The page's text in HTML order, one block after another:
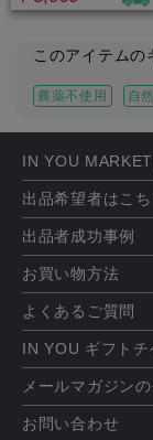
できるだけオーガニ
ガンコスメ
このアイテムの
農薬不使用 自
IN YOU
出品希望者はこち
出品者成功事例
お買い物方法
よくあるご質問
IN YOU ギフトチ
メールマガジン
お問い合わせ